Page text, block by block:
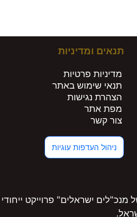
תנאים ומדיניות
מדיניות פרטיות
תנאי שימוש באתר
הצהרת נגישות
מפת אתר
צור קשר
ניהול העדפות עוגיות
ישראלים" פרוייקט